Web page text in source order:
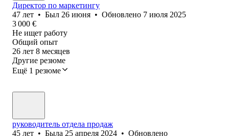
Директор по маркетингу
47 лет • Был 26 июня • Обновлено 7 июля 2025
3 000 €
Не ищет работу
Общий опыт
26 лет 8 месяцев
Другие резюме
Ещё 1 резюме
руководитель отдела продаж
45 лет • Была 25 апреля 2024 • Обновлено